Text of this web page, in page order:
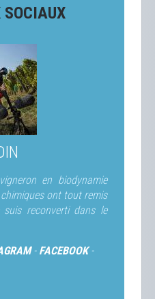
SOCIAUX
en biodynamie
ont tout remis
reconverti dans le
- FACEBOOK-